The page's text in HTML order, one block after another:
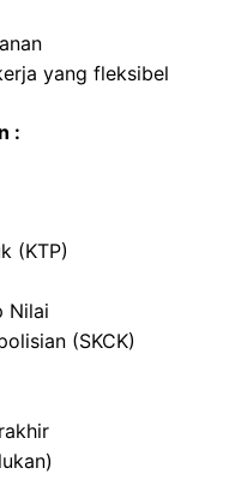
yang fleksibel
:
(KTP)
Nilai
(SKCK)